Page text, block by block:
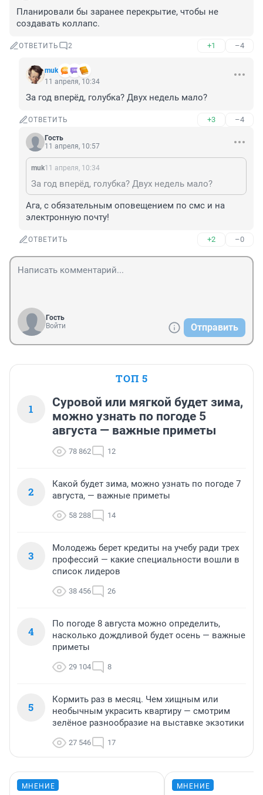
Планировали бы заранее перекрытие, чтобы не
создавать коллапс.
ОТВЕТИТЬ 2 +1 –4
muk
11 апреля, 10:34
За год вперёд, голубка? Двух недель мало?
ОТВЕТИТЬ +3 –4
Гость
11 апреля, 10:57
muk11 апреля, 10:34
За год вперёд, голубка? Двух недель мало?
Ага, с обязательным оповещением по смс и на
электронную почту!
ОТВЕТИТЬ +2 –0
Гость
Войти
Отправить
ТОП 5
1
Суровой или мягкой будет зима,
можно узнать по погоде 5
августа — важные приметы
78 862 12
2
Какой будет зима, можно узнать по погоде 7
августа, — важные приметы
58 288 14
3
Молодежь берет кредиты на учебу ради трех
профессий — какие специальности вошли в
список лидеров
38 456 26
4
По погоде 8 августа можно определить,
насколько дождливой будет осень — важные
приметы
29 104 8
5
Кормить раз в месяц. Чем хищным или
необычным украсить квартиру — смотрим
зелёное разнообразие на выставке экзотики
27 546 17
МНЕНИЕ МНЕНИЕ